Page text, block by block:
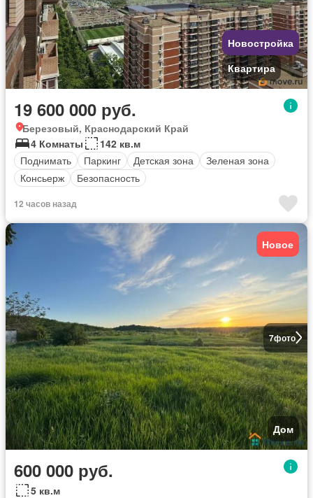
Новостройка
Квартира
19 600 000 руб.
Березовый, Краснодарский Край
4 Комнаты
142 кв.м
Поднимать
Паркинг Детская зона
Зеленая зона
Консьерж
Безопасность
12 часов назад
7фото
Новое
Дом
600 000 руб.
5 кв.м